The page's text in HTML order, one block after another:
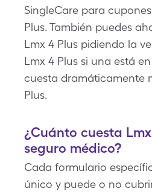
SingleCare para
Plus. También puedes
Lmx 4 Plus pidiendo la
Lmx 4 Plus si una está
cuesta dramáticamente
Plus.
¿Cuánto cuesta
seguro médico?
Cada formulario
único y puede o no